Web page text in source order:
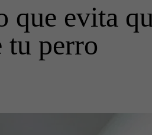
evita
tu perro